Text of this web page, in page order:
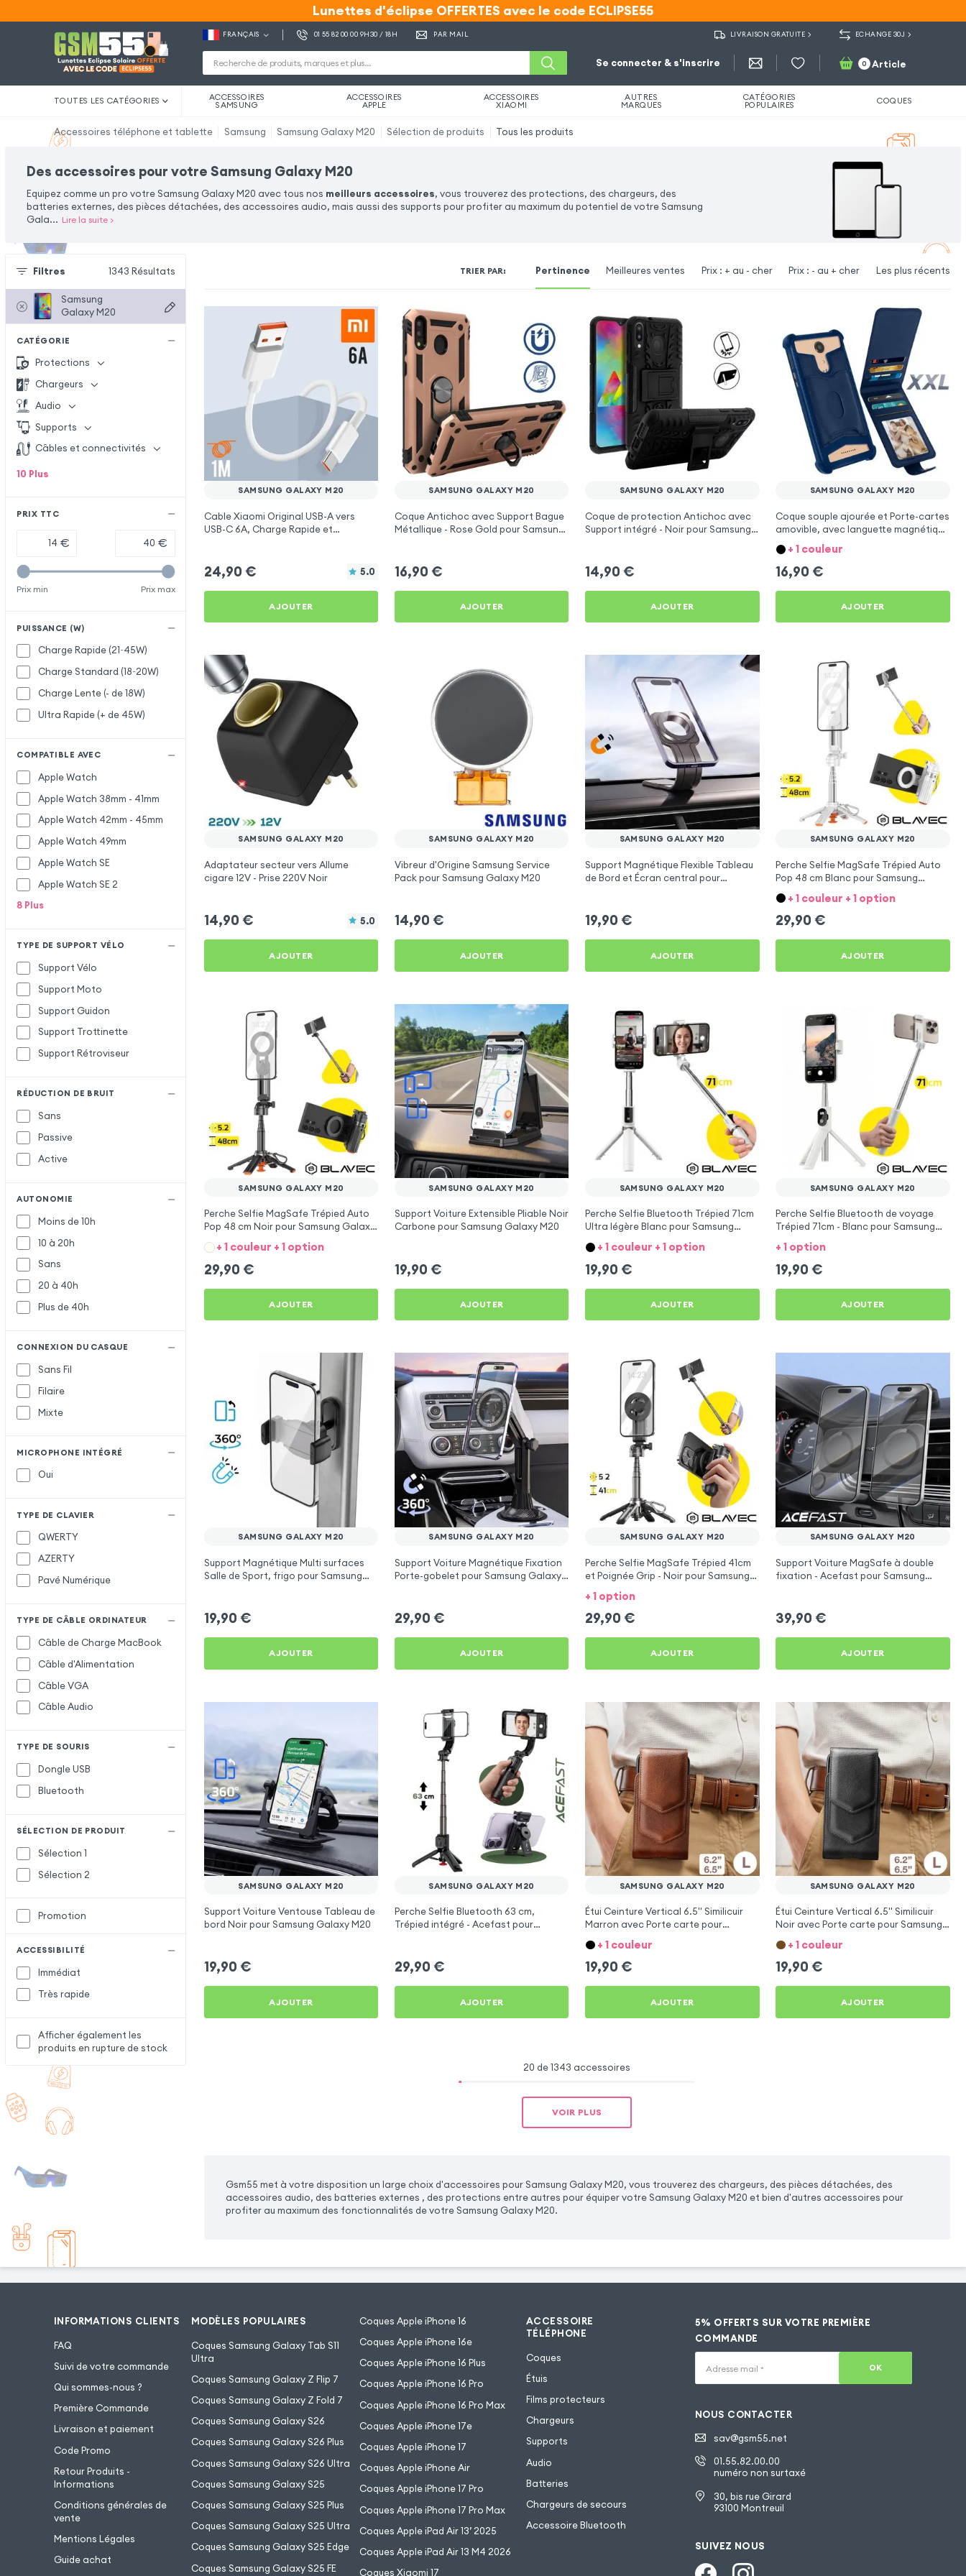
Lunettes d'éclipse OFFERTES avec le code ECLIPSE55
Lunettes d'éclipse OFFERTES avec le code ECLIPSE55
FRANÇAIS 01 55 82 00 00 9H30 / 18H PAR MAIL LIVRAISON GRATUITE ECHANGE 30J
Se connecter & s'inscrire 0 Article
TOUTES LES CATÉGORIES ACCESSOIRES
SAMSUNG
ACCESSOIRES
APPLE
ACCESSOIRES
XIAOMI
AUTRES
MARQUES
CATÉGORIES
POPULAIRES COQUES
Accessoires téléphone et tablette Samsung Samsung Galaxy M20 Sélection de produits Tous les produits
Des accessoires pour votre Samsung Galaxy M20
Equipez comme un pro votre Samsung Galaxy M20 avec tous nos meilleurs accessoires, vous trouverez des protections, des chargeurs, des
batteries externes, des pièces détachées, des accessoires audio, mais aussi des supports pour profiter au maximum du potentiel de votre Samsung
Gala... Lire la suite>
Filtres 1343 Résultats
Samsung
Galaxy M20
CATÉGORIE
Protections
Chargeurs
Audio
Supports
Câbles et connectivités
10 Plus
PRIX TTC
€ €
Prix min Prix max
PUISSANCE (W)
Charge Rapide (21~45W)
Charge Standard (18~20W)
Charge Lente (- de 18W)
Ultra Rapide (+ de 45W)
COMPATIBLE AVEC
Apple Watch
Apple Watch 38mm - 41mm
Apple Watch 42mm - 45mm
Apple Watch 49mm
Apple Watch SE
Apple Watch SE 2
8 Plus
TYPE DE SUPPORT VÉLO
Support Vélo
Support Moto
Support Guidon
Support Trottinette
Support Rétroviseur
RÉDUCTION DE BRUIT
Sans
Passive
Active
AUTONOMIE
Moins de 10h
10 à 20h
Sans
20 à 40h
Plus de 40h
CONNEXION DU CASQUE
Sans Fil
Filaire
Mixte
MICROPHONE INTÉGRÉ
Oui
TYPE DE CLAVIER
QWERTY
AZERTY
Pavé Numérique
TYPE DE CÂBLE ORDINATEUR
Câble de Charge MacBook
Câble d'Alimentation
Câble VGA
Câble Audio
TYPE DE SOURIS
Dongle USB
Bluetooth
SÉLECTION DE PRODUIT
Sélection 1
Sélection 2
Promotion
ACCESSIBILITÉ
Immédiat
Très rapide
Afficher également les
produits en rupture de stock
TRIER PAR: Pertinence Meilleures ventes Prix : + au - cher Prix : - au + cher Les plus récents
SAMSUNG GALAXY M20
Cable Xiaomi Original USB-A vers
USB-C 6A, Charge Rapide et
24,90 € 5.0
AJOUTER
SAMSUNG GALAXY M20
Coque Antichoc avec Support Bague
Métallique - Rose Gold pour Samsung
16,90 €
AJOUTER
SAMSUNG GALAXY M20
Coque de protection Antichoc avec
Support intégré - Noir pour Samsung
14,90 €
AJOUTER
SAMSUNG GALAXY M20
Coque souple ajourée et Porte-cartes
amovible, avec languette magnétique
Bleu nuit pour Samsung Galaxy M20
+ 1 couleur
16,90 €
AJOUTER
SAMSUNG GALAXY M20
Adaptateur secteur vers Allume
cigare 12V - Prise 220V Noir
14,90 € 5.0
AJOUTER
SAMSUNG GALAXY M20
Vibreur d'Origine Samsung Service
Pack pour Samsung Galaxy M20
14,90 €
AJOUTER
SAMSUNG GALAXY M20
Support Magnétique Flexible Tableau
de Bord et Écran central pour
19,90 €
AJOUTER
SAMSUNG GALAXY M20
Perche Selfie MagSafe Trépied Auto
Pop 48 cm Blanc pour Samsung
Galaxy M20
+ 1 couleur + 1 option
29,90 €
AJOUTER
SAMSUNG GALAXY M20
Perche Selfie MagSafe Trépied Auto
Pop 48 cm Noir pour Samsung Galaxy
M20
+ 1 couleur + 1 option
29,90 €
AJOUTER
SAMSUNG GALAXY M20
Support Voiture Extensible Pliable Noir
Carbone pour Samsung Galaxy M20
19,90 €
AJOUTER
SAMSUNG GALAXY M20
Perche Selfie Bluetooth Trépied 71cm
Ultra légère Blanc pour Samsung
Galaxy M20
+ 1 couleur + 1 option
19,90 €
AJOUTER
SAMSUNG GALAXY M20
Perche Selfie Bluetooth de voyage
Trépied 71cm - Blanc pour Samsung
Galaxy M20
+ 1 option
19,90 €
AJOUTER
SAMSUNG GALAXY M20
Support Magnétique Multi surfaces
Salle de Sport, frigo pour Samsung
19,90 €
AJOUTER
SAMSUNG GALAXY M20
Support Voiture Magnétique Fixation
Porte-gobelet pour Samsung Galaxy
29,90 €
AJOUTER
SAMSUNG GALAXY M20
Perche Selfie MagSafe Trépied 41cm
et Poignée Grip - Noir pour Samsung
Galaxy M20
+ 1 option
29,90 €
AJOUTER
SAMSUNG GALAXY M20
Support Voiture MagSafe à double
fixation - Acefast pour Samsung
39,90 €
AJOUTER
SAMSUNG GALAXY M20
Support Voiture Ventouse Tableau de
bord Noir pour Samsung Galaxy M20
19,90 €
AJOUTER
SAMSUNG GALAXY M20
Perche Selfie Bluetooth 63 cm,
Trépied intégré - Acefast pour
29,90 €
AJOUTER
SAMSUNG GALAXY M20
Étui Ceinture Vertical 6.5'' Similicuir
Marron avec Porte carte pour
Samsung Galaxy M20
+ 1 couleur
19,90 €
AJOUTER
SAMSUNG GALAXY M20
Étui Ceinture Vertical 6.5'' Similicuir
Noir avec Porte carte pour Samsung
Galaxy M20
+ 1 couleur
19,90 €
AJOUTER
20 de 1343 accessoires
VOIR PLUS
Gsm55 met à votre disposition un large choix d'accessoires pour Samsung Galaxy M20, vous trouverez des chargeurs, des pièces détachées, des
accessoires audio, des batteries externes , des protections entre autres pour équiper votre Samsung Galaxy M20 et bien d'autres accessoires pour
profiter au maximum des fonctionnalités de votre Samsung Galaxy M20.
INFORMATIONS CLIENTS
FAQ
Suivi de votre commande
Qui sommes-nous ?
Première Commande
Livraison et paiement
Code Promo
Retour Produits -
Informations
Conditions générales de
vente
Mentions Légales
Guide achat
MODÈLES POPULAIRES
Coques Samsung Galaxy Tab S11
Ultra
Coques Samsung Galaxy Z Flip 7
Coques Samsung Galaxy Z Fold 7
Coques Samsung Galaxy S26
Coques Samsung Galaxy S26 Plus
Coques Samsung Galaxy S26 Ultra
Coques Samsung Galaxy S25
Coques Samsung Galaxy S25 Plus
Coques Samsung Galaxy S25 Ultra
Coques Samsung Galaxy S25 Edge
Coques Samsung Galaxy S25 FE
Coques Apple iPhone 16
Coques Apple iPhone 16e
Coques Apple iPhone 16 Plus
Coques Apple iPhone 16 Pro
Coques Apple iPhone 16 Pro Max
Coques Apple iPhone 17e
Coques Apple iPhone 17
Coques Apple iPhone Air
Coques Apple iPhone 17 Pro
Coques Apple iPhone 17 Pro Max
Coques Apple iPad Air 13’ 2025
Coques Apple iPad Air 13 M4 2026
Coques Xiaomi 17
ACCESSOIRE
TÉLÉPHONE
Coques
Étuis
Films protecteurs
Chargeurs
Supports
Audio
Batteries
Chargeurs de secours
Accessoire Bluetooth
5% OFFERTS SUR VOTRE PREMIÈRE
COMMANDE
Adresse mail * OK
NOUS CONTACTER
sav@gsm55.net
01.55.82.00.00
numéro non surtaxé
30, bis rue Girard
93100 Montreuil
SUIVEZ NOUS